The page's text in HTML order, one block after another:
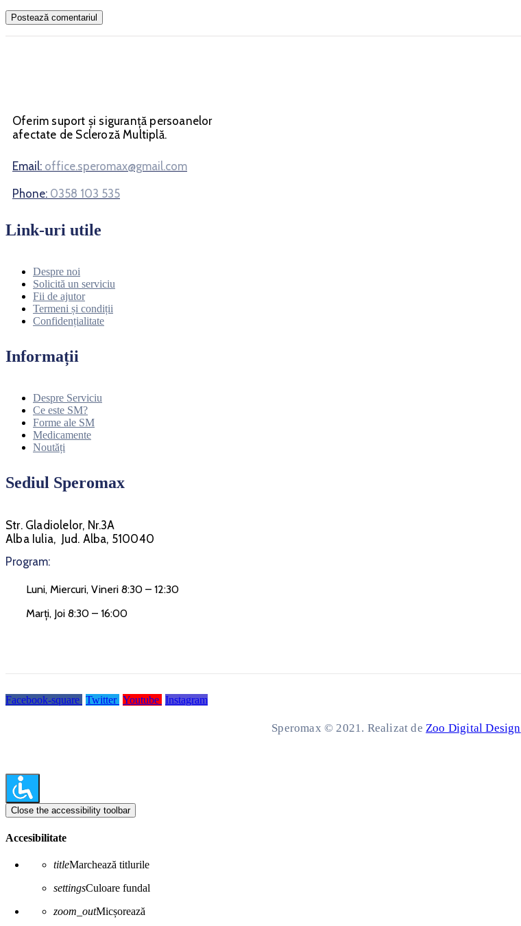
Oferim suport și siguranță persoanelor
afectate de Scleroză Multiplă.
Email: office.speromax@gmail.com
Phone: 0358 103 535
Link-uri utile
Despre noi
Solicită un serviciu
Fii de ajutor
Termeni și condiții
Confidențialitate
Informații
Despre Serviciu
Ce este SM?
Forme ale SM
Medicamente
Noutăți
Sediul Speromax
Str. Gladiolelor, Nr.3A
Alba Iulia, Jud. Alba, 510040
Program:
Luni, Miercuri, Vineri 8:30 – 12:30
Marți, Joi 8:30 – 16:00
Facebook-square Twitter Youtube Instagram
Speromax © 2021. Realizat deZoo Digital Design
Close the accessibility toolbar
Accesibilitate
titleMarchează titlurile
settingsCuloare fundal
zoom_outMicșorează